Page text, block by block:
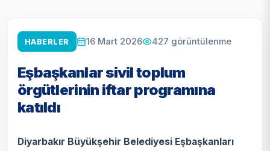
HABERLER 16 Mart 2026 427 görüntülenme
Eşbaşkanlar sivil toplum
örgütlerinin iftar programına
katıldı
Diyarbakır Büyükşehir Belediyesi Eşbaşkanları